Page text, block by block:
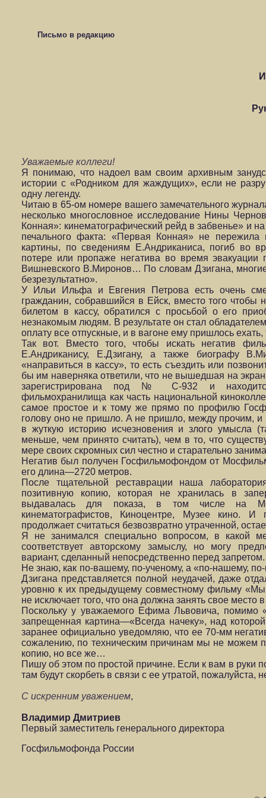
Письмо в редакцию
Уважаемые коллеги!
Я понимаю, что надоел вам своим архивным
истории с «Родником для жаждущих», если не
одну легенду.
Читаю в 65-ом номере вашего замечательного
несколько многословное исследование Нины
Конная»: кинематографический рейд в забвенье» и
печального факта: «Первая Конная» не
картины, по сведениям Е.Андриканиса, погиб во
потере или пропаже негатива во время
Вишневского В.Миронов… По словам Дзигана,
безрезультатно».
У Ильи Ильфа и Евгения Петрова есть очень
гражданин, собравшийся в Ейск, вместо того чтобы
билетом в кассу, обратился с просьбой о его
незнакомым людям. В результате он стал
оплату все отпускные, и в вагоне ему пришлось ехать,
Так вот. Вместо того, чтобы искать негатив
Е.Андриканису, Е.Дзигану, а также биографу
«направиться в кассу», то есть съездить или
бы им наверняка ответили, что не вышедшая на
зарегистрирована под № С-932 и
фильмохранилища как часть национальной
самое простое и к тому же прямо по профилю
голову оно не пришло. А не пришло, между прочим, и
в жуткую историю исчезновения и злого умысла
меньше, чем принято считать), чем в то, что
мере своих скромных сил честно и старательно
Негатив был получен Госфильмофондом от
его длина—2720 метров.
После тщательной реставрации наша
позитивную копию, которая не хранилась в
выдавалась для показа, в том числе на
кинематографистов, Киноцентре, Музее кино.
продолжает считаться безвозвратно утраченной,
Я не занимался специально вопросом, в какой
соответствует авторскому замыслу, но могу
вариант, сделанный непосредственно перед запретом.
Не знаю, как по-вашему, по-ученому, а «по-нашему,
Дзигана представляется полной неудачей, даже
уровню к их предыдущему совместному фильму «Мы
не исключает того, что она должна занять свое место
Поскольку у уважаемого Ефима Львовича, помимо
запрещенная картина—«Всегда начеку», над
заранее официально уведомляю, что ее 70-мм
сожалению, по техническим причинам мы не можем
копию, но все же…
Пишу об этом по простой причине. Если к вам в руки
там будут скорбеть в связи с ее утратой, пожалуйста,
С искренним уважением,
Владимир Дмитриев
Первый заместитель генерального директора
Госфильмофонда России